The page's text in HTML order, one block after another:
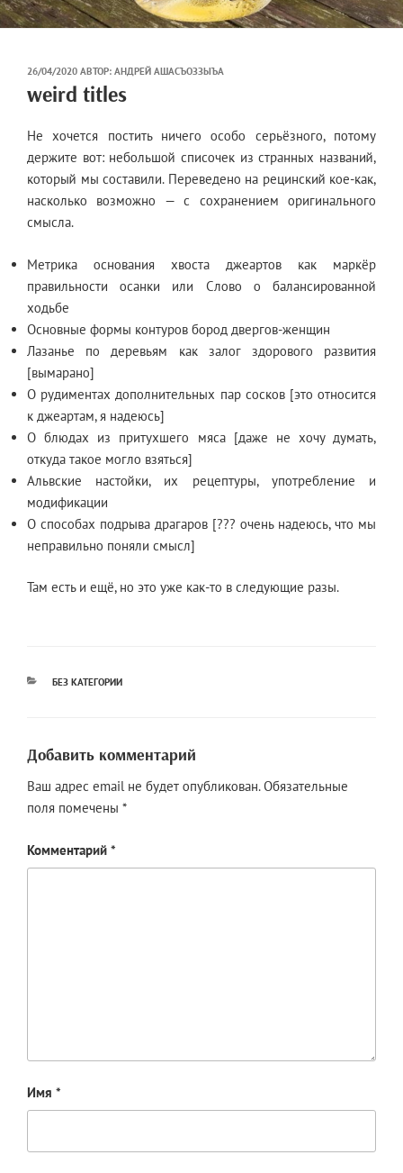
ОПУБЛИКОВАНО
26/04/2020 АВТОР: АНДРЕЙ АШАСЪОЗЗЫЪА
weird titles
Не хочется постить ничего особо серьёзного, потому
держите вот: небольшой списочек из странных названий,
который мы составили. Переведено на рецинский кое-как,
насколько возможно — с сохранением оригинального
смысла.
Метрика основания хвоста джеартов как маркёр
правильности осанки или Слово о балансированной
ходьбе
Основные формы контуров бород двергов-женщин
Лазанье по деревьям как залог здорового развития
[вымарано]
О рудиментах дополнительных пар сосков [это относится
к джеартам, я надеюсь]
О блюдах из притухшего мяса [даже не хочу думать,
откуда такое могло взяться]
Альвские настойки, их рецептуры, употребление и
модификации
О способах подрыва драгаров [??? очень надеюсь, что мы
неправильно поняли смысл]
Там есть и ещё, но это уже как-то в следующие разы.
РУБРИКИ
БЕЗ КАТЕГОРИИ
Добавить комментарий
Ваш адрес email не будет опубликован. Обязательные
поля помечены *
Комментарий *
Имя *